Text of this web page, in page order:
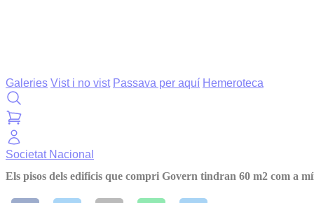
Galeries Vist i no vist Passava per aquí Hemeroteca
Societat Nacional
Els pisos dels edificis que compri Govern tindran 60 m2 com a